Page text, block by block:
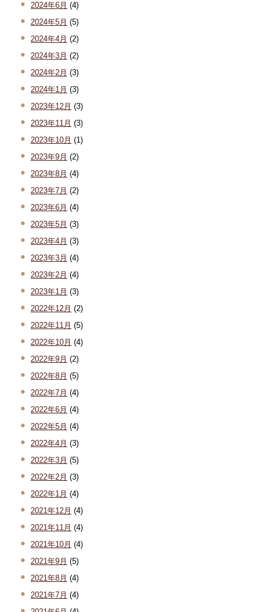
2024年6月 (4)
2024年5月 (5)
2024年4月 (2)
2024年3月 (2)
2024年2月 (3)
2024年1月 (3)
2023年12月 (3)
2023年11月 (3)
2023年10月 (1)
2023年9月 (2)
2023年8月 (4)
2023年7月 (2)
2023年6月 (4)
2023年5月 (3)
2023年4月 (3)
2023年3月 (4)
2023年2月 (4)
2023年1月 (3)
2022年12月 (2)
2022年11月 (5)
2022年10月 (4)
2022年9月 (2)
2022年8月 (5)
2022年7月 (4)
2022年6月 (4)
2022年5月 (4)
2022年4月 (3)
2022年3月 (5)
2022年2月 (3)
2022年1月 (4)
2021年12月 (4)
2021年11月 (4)
2021年10月 (4)
2021年9月 (5)
2021年8月 (4)
2021年7月 (4)